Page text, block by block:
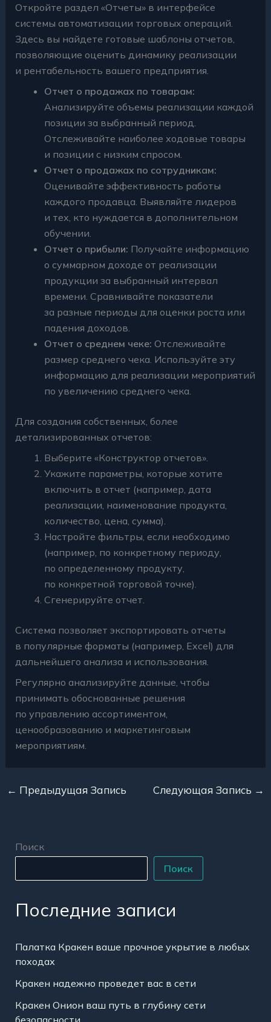
Откройте раздел «Отчеты» в интерфейсе
системы автоматизации торговых операций.
Здесь вы найдете готовые шаблоны отчетов,
позволяющие оценить динамику реализации
и рентабельность вашего предприятия.
Отчет о продажах по товарам:
Анализируйте объемы реализации каждой
позиции за выбранный период.
Отслеживайте наиболее ходовые товары
и позиции с низким спросом.
Отчет о продажах по сотрудникам:
Оценивайте эффективность работы
каждого продавца. Выявляйте лидеров
и тех, кто нуждается в дополнительном
обучении.
Отчет о прибыли: Получайте информацию
о суммарном доходе от реализации
продукции за выбранный интервал
времени. Сравнивайте показатели
за разные периоды для оценки роста или
падения доходов.
Отчет о среднем чеке: Отслеживайте
размер среднего чека. Используйте эту
информацию для реализации мероприятий
по увеличению среднего чека.
Для создания собственных, более
детализированных отчетов:
Выберите «Конструктор отчетов».
Укажите параметры, которые хотите
включить в отчет (например, дата
реализации, наименование продукта,
количество, цена, сумма).
Настройте фильтры, если необходимо
(например, по конкретному периоду,
по определенному продукту,
по конкретной торговой точке).
Сгенерируйте отчет.
Система позволяет экспортировать отчеты
в популярные форматы (например, Excel) для
дальнейшего анализа и использования.
Регулярно анализируйте данные, чтобы
принимать обоснованные решения
по управлению ассортиментом,
ценообразованию и маркетинговым
мероприятиям.
← Предыдущая Запись Следующая Запись →
Поиск
Поиск
Последние записи
Палатка Кракен ваше прочное укрытие в любых
походах
Кракен надежно проведет вас в сети
Кракен Онион ваш путь в глубину сети